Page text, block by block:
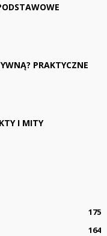
PRAKTYCZNE
I MITY
175
164